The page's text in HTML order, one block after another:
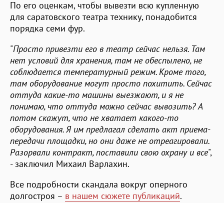
По его оценкам, чтобы вывезти всю купленную
для саратовского театра технику, понадобится
порядка семи фур.
"Просто привезти его в театр сейчас нельзя. Там
нет условий для хранения, там не обеспылено, не
соблюдается температурный режим. Кроме того,
там оборудование могут просто похитить. Сейчас
оттуда какие-то машины выезжают, и я не
понимаю, что оттуда можно сейчас вывозить? А
потом скажут, что не хватает какого-то
оборудования. Я им предлагал сделать акт приема-
передачи площадки, но они даже не отреагировали.
Разорвали контракт, поставили свою охрану и все",
- заключил Михаил Варлахин.
Все подробности скандала вокруг оперного
долгостроя – в нашем сюжете публикаций.